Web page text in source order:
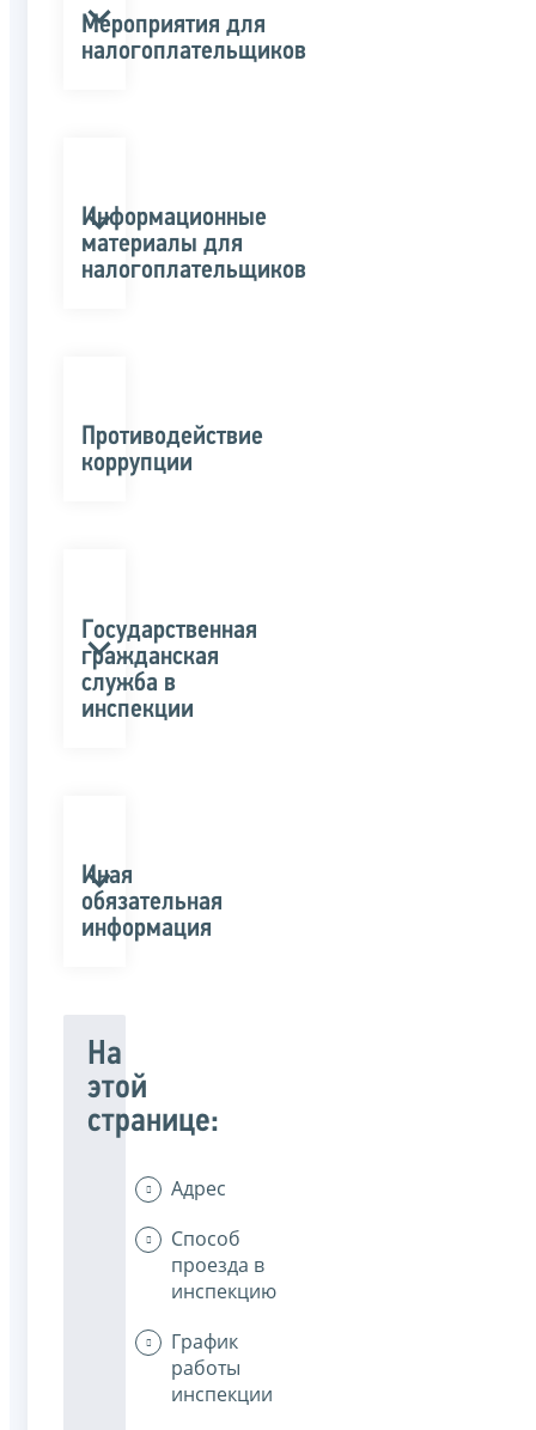
Мероприятия для
налогоплательщиков
Информационные
материалы для
налогоплательщиков
Противодействие
коррупции
Государственная
гражданская
служба в
инспекции
Иная
обязательная
информация
На
этой
странице:
Адрес
Способ
проезда в
инспекцию
График
работы
инспекции